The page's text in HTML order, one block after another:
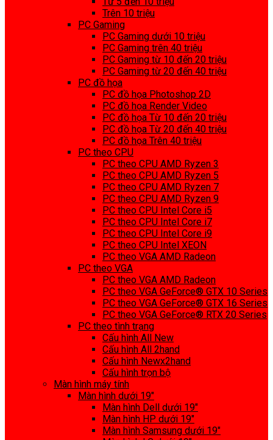
Trên 10 triệu
PC Gaming
PC Gaming dưới 10 triệu
PC Gaming trên 40 triệu
PC Gaming từ 10 đến 20 triệu
PC Gaming từ 20 đến 40 triệu
PC đồ họa
PC đồ họa Photoshop 2D
PC đồ họa Render Video
PC đồ họa Từ 10 đến 20 triệu
PC đồ họa Từ 20 đến 40 triệu
PC đồ họa Trên 40 triệu
PC theo CPU
PC theo CPU AMD Ryzen 3
PC theo CPU AMD Ryzen 5
PC theo CPU AMD Ryzen 7
PC theo CPU AMD Ryzen 9
PC theo CPU Intel Core i5
PC theo CPU Intel Core i7
PC theo CPU Intel Core i9
PC theo CPU Intel XEON
PC theo VGA AMD Radeon
PC theo VGA
PC theo VGA AMD Radeon
PC theo VGA GeForce® GTX 10 Series
PC theo VGA GeForce® GTX 16 Series
PC theo VGA GeForce® RTX 20 Series
PC theo tình trạng
Cấu hình All New
Cấu hình All 2hand
Cấu hình Newx2hand
Cấu hình trọn bộ
Màn hình máy tính
Màn hình dưới 19″
Màn hình Dell dưới 19″
Màn hình HP dưới 19″
Màn hình Samsung dưới 19″